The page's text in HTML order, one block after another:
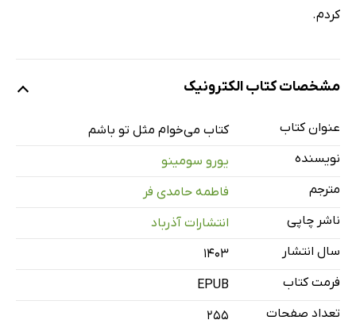
کردم.
مشخصات کتاب الکترونیک
عنوان کتاب
کتاب می‌خوام مثل تو باشم
نویسنده
یورو سومینو
مترجم
فاطمه حامدی فر
ناشر چاپی
انتشارات آذرباد
سال انتشار
۱۴۰۳
فرمت کتاب
EPUB
تعداد صفحات
255